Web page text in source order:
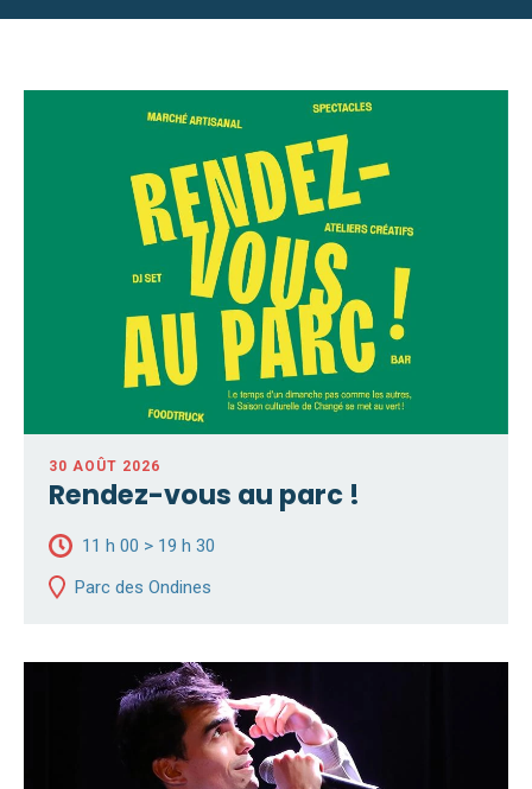
30 AOÛT 2026
Rendez-vous au parc !
11 h 00 > 19 h 30
Parc des Ondines